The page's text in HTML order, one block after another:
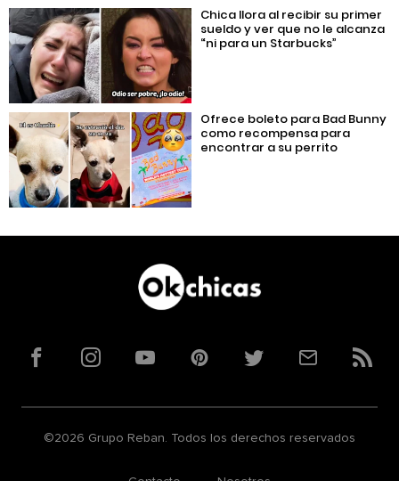
Chica llora al recibir su primer
sueldo y ver que no le alcanza
“ni para un Starbucks”
Ofrece boleto para Bad Bunny
como recompensa para
encontrar a su perrito
FacebookInstagramYouTubePinterestTwitterCorreoRSS
©2026 Grupo Reban. Todos los derechos reservados